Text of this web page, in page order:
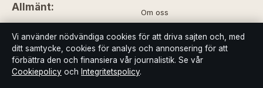
Allmänt:
Kontaktsida
Om oss
Redaktionen
Vi använder nödvändiga cookies för att driva sajten och, med
ditt samtycke, cookies för analys och annonsering för att
förbättra den och finansiera vår journalistik. Se vår
Cookiepolicy och Integritetspolicy.